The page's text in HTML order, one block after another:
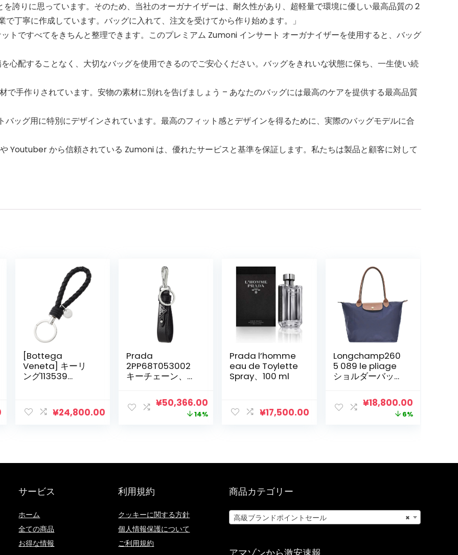
誇りに思っています。そのため、当社のオーガナイザーは、耐久性があり、超軽量で環境に優しい最高品質の 2
丁寧に作成しています。バッグに入れて、注文を受けてから作り始めます。」
トですべてをきちんと整理できます。このプレミアム Zumoni インサート オーガナイザーを使用すると、バッグ
心配することなく、大切なバッグを使用できるのでご安心ください。バッグをきれいな状態に保ち、一生使い続
で手作りされています。安物の素材に別れを告げましょう – あなたのバッグには最高のケアを提供する最高品質
ッグ用に特別にデザインされています。最高のフィット感とデザインを得るために、実際のバッグモデルに合
Youtuber から信頼されている Zumoni は、優れたサービスと基準を保証します。私たちは製品と顧客に対して
[Bottega
Veneta] キーリ
ング113539
ーンラムレザー
[Parallel Import]
¥24,800.00
Prada
2PP68T053002
キーチェーン、メ
元
た。
¥50,366.00
在
14%
Prada l’homme
eau de Toylette
Spray、100 ml
¥17,500.00
Longchamp260
5 089 le pliage
ショルダーバッグ
グ、サイズs
元
た。
¥18,800.00現
在
す。
6%
サービス
ホーム
全ての商品
お得な情報
利用規約
クッキーに関する方針
個人情報保護について
ご利用規約
商品カテゴリー
×
高級ブランドポイントセール